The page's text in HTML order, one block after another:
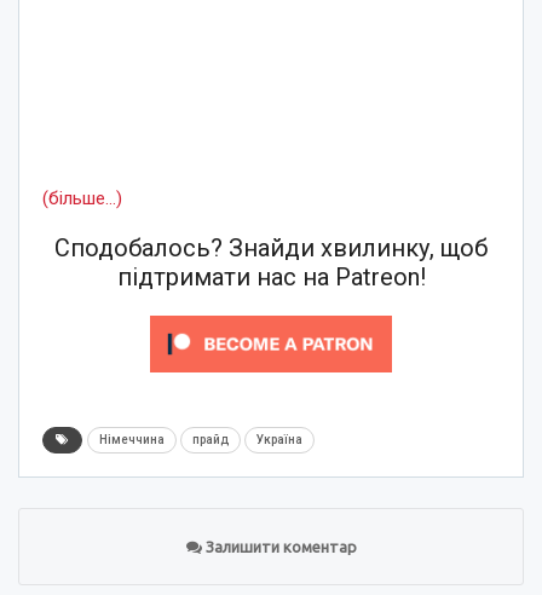
(більше…)
Сподобалось? Знайди хвилинку, щоб
підтримати нас на Patreon!
Німеччина прайд Україна
Залишити коментар